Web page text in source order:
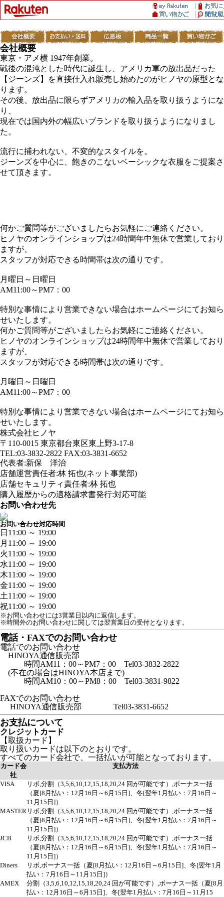
会社概要
東京・アメ横 1947年創業。
戦後の混沌とした時代に誕生し、アメリカ軍の放出品だった
【ジーンズ】を直接仕入れ販売し始めたのがヒノヤの原型とな
ります。
その後、放出品に限らずアメリカの輸入品を取り扱うようにな
り、
現在では国内外の幅広いブランドを取り扱うようになりまし
た。
流行に捕われない、不変的なスタイルを。
ジーンズを中心に、飽きのこないベーシックな衣服をご提案さ
せて頂きます。
何かご質問等がございましたらお気軽にご連絡ください。
ヒノヤのオンラインショップは24時間年中無休で営業しており
ますが、
スタッフが対応できる時間帯は次の通りです。
月曜日～日曜日
AM11:00～PM7：00
特別な事情により営業できない場合はホームページにてお知ら
せいたします。
何かご質問等がございましたらお気軽にご連絡ください。
ヒノヤのオンラインショップは24時間年中無休で営業しており
ますが、
スタッフが対応できる時間帯は次の通りです。
月曜日～日曜日
AM11:00～PM7：00
特別な事情により営業できない場合はホームページにてお知ら
せいたします。
株式会社ヒノヤ
〒110-0015 東京都台東区東上野3-17-8
TEL:03-3832-2822 FAX:03-3831-6652
代表者:新保 洋治
店舗運営責任者:林 拓也(ネット事業部)
店舗セキュリティ責任者:林 拓也
購入履歴からの適格請求書発行:対応可能
お問い合わせ先
お問い合わせ対応時間
日 11:00 ～ 19:00
月 11:00 ～ 19:00
火11:00 ～ 19:00
水11:00 ～ 19:00
木11:00 ～ 19:00
金11:00 ～ 19:00
土11:00 ～ 19:00
祝11:00 ～ 19:00
※お問い合わせには3営業日以内に返信します。
※時間外のお問い合わせに関しては翌営業日の受付となります。
電話・FAXでのお問い合わせ
電話でのお問い合わせ
HINOYA通信販売部
時間AM11：00～PM7：00 Tel03-3832-2822
(不在の場合はHINOYA本店まで)
時間AM10：00～PM8：00 Tel03-3831-9822
FAXでのお問い合わせ
HINOYA通信販売部 Tel03-3831-6652
お支払について
クレジットカード
【取扱カード】
取り扱いカードは以下のとおりです。
すべてのカード会社で、一括払いが可能となっております。
カード会
社
支払方法
VISA
リボ,分割（3,5,6,10,12,15,18,20,24 回が可能です）,ボーナス一括
（夏[8月払い：12月16日～6月15日]、冬[翌年1月払い：7月16日～
11月15日]）
MASTER リボ,分割（3,5,6,10,12,15,18,20,24 回が可能です）,ボーナス一括
（夏[8月払い：12月16日～6月15日]、冬[翌年1月払い：7月16日～
11月15日]）
JCB
リボ,分割（3,5,6,10,12,15,18,20,24 回が可能です）,ボーナス一括
（夏[8月払い：12月16日～6月15日]、冬[翌年1月払い：7月16日～
11月15日]）
Diners
リボ,ボーナス一括（夏[8月払い：12月16日～6月15日]、冬[翌年1月
払い：7月16日～11月15日]）
AMEX
分割（3,5,6,10,12,15,18,20,24 回が可能です）,ボーナス一括（夏[8月
払い：12月16日～6月15日]、冬[翌年1月払い：7月16日～11月15